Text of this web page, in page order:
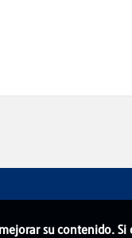
su contenido.